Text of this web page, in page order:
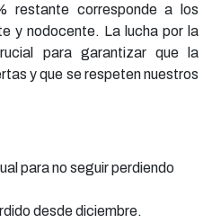
restante corresponde a los
y nodocente. La lucha por la
para garantizar que la
y que se respeten nuestros
para no seguir perdiendo
desde diciembre.